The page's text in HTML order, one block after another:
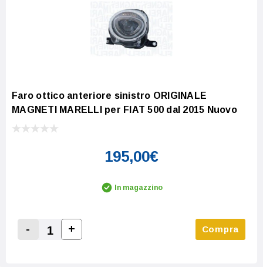
Faro ottico anteriore sinistro ORIGINALE
MAGNETI MARELLI per FIAT 500 dal 2015 Nuovo
195,00€
In magazzino
Decrease Quantity:
-
Increase Quantity:
+ Compra